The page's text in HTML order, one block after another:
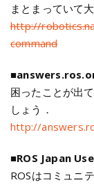
まとまっていて
http://
command
■
困ったことが出
しょう．
http://
■ROS Japan
ROSはコミュニ